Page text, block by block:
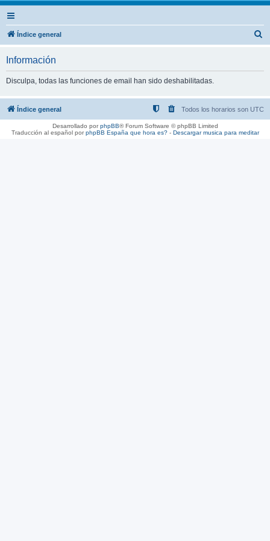
Índice general
Información
Disculpa, todas las funciones de email han sido deshabilitadas.
Índice general Todos los horarios son UTC
Desarrollado porphpBB® Forum Software © phpBB Limited
Traducción al español porphpBB España que hora es?- Descargar musica para meditar